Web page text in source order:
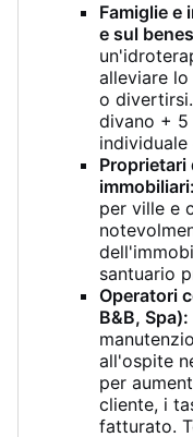
Famiglie e
e sul
alleviare
o
divano + 5
Proprietari
immobiliari:
per ville e
santuario
Operatori
B&B, Spa):
all'ospite
per
cliente, i
fatturato.